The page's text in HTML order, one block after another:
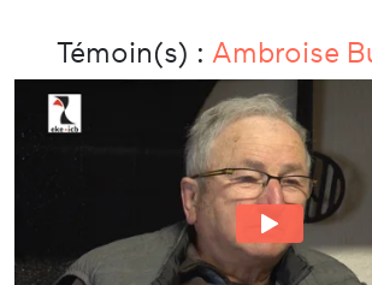
Témoin(s) : Ambroise